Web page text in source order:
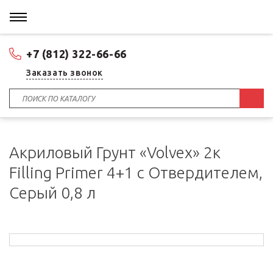
+7 (812) 322-66-66
Заказать звонок
Акриловый Грунт «Volvex» 2к
Filling Primer 4+1 с Отвердителем,
Серый 0,8 л